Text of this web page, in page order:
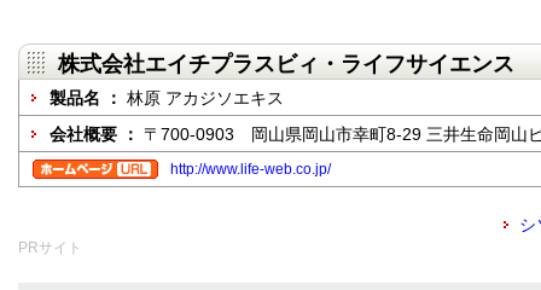
株式会社エイチプラスビィ・ライフサイエンス
製品名 ： 林原 アカジソエキス
会社概要 ： 〒700-0903 岡山県岡山市幸町8-29 三井生命岡山
http://www.life-web.co.jp/
シ
PRサイト